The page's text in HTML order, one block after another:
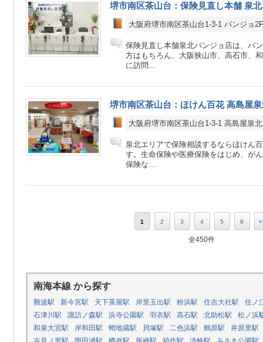
堺市南区茶山台：保険見直し本舗 泉
大阪府堺市南区茶山台1-3-1 パンジョ2F
保険見直し本舗泉北パンジョ店は、パ
方はもちろん、大阪狭山市、高石市、
に訪問...
堺市南区茶山台：ほけん百花 高島屋
大阪府堺市南区茶山台1-3-1 高島屋泉
泉北エリアで保険相談するならほけん
す。生命保険や医療保険をはじめ、が
保険な...
1 2 3 4 5 6
全450件
南海本線 から探す
難波駅 新今宮駅 天下茶屋駅 岸里玉出駅 粉浜駅 住吉大社駅
住ノ
石津川駅
諏訪ノ森駅 浜寺公園駅 羽衣駅 高石駅 北助松駅
松ノ浜
和泉大宮駅
岸和田駅 蛸地蔵駅 貝塚駅 二色浜駅 鶴原駅
井原里駅